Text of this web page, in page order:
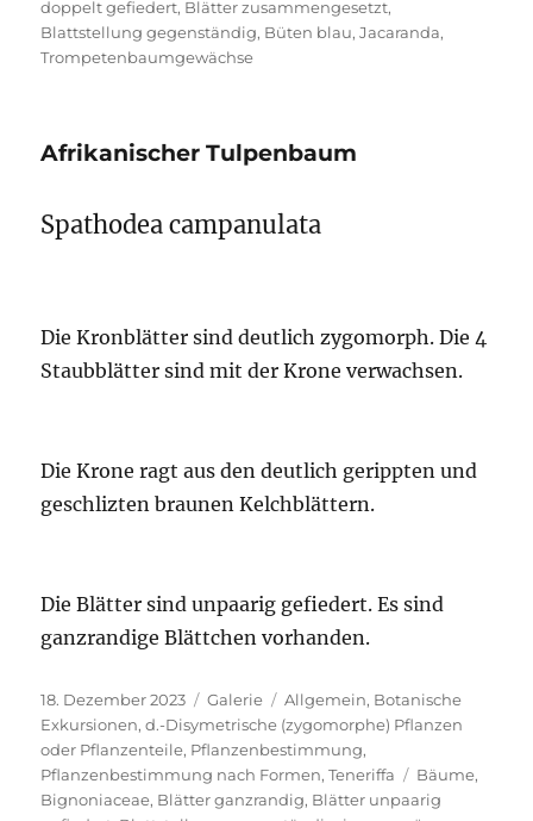
doppelt gefiedert, Blätter zusammengesetzt,
Blattstellung gegenständig, Büten blau,Jacaranda,
Trompetenbaumgewächse
Afrikanischer Tulpenbaum
Spathodea campanulata
Die Kronblätter sind deutlich zygomorph. Die 4
Staubblätter sind mit der Krone verwachsen.
Die Krone ragt aus den deutlich gerippten und
geschlizten braunen Kelchblättern.
Die Blätter sind unpaarig gefiedert. Es sind
ganzrandige Blättchen vorhanden.
Veröffentlicht
am
18. Dezember 2023 Format
Galerie Kategorien
Allgemein, Botanische
Exkursionen,d.-Disymetrische (zygomorphe) Pflanzen
oder Pflanzenteile, Pflanzenbestimmung,
Pflanzenbestimmung nach Formen,Teneriffa Schlagwörter
Bäume,
Bignoniaceae, Blätter ganzrandig, Blätter unpaarig